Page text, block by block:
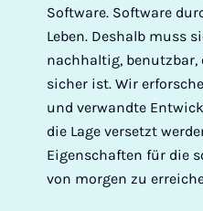
Software. Software
Leben. Deshalb muss
nachhaltig,
sicher ist. Wir
und verwandte
die Lage versetzt
Eigenschaften für die
von morgen zu